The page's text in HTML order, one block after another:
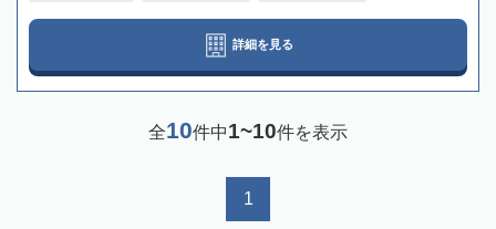
詳細を見る
全10件中1~10件を表示
1